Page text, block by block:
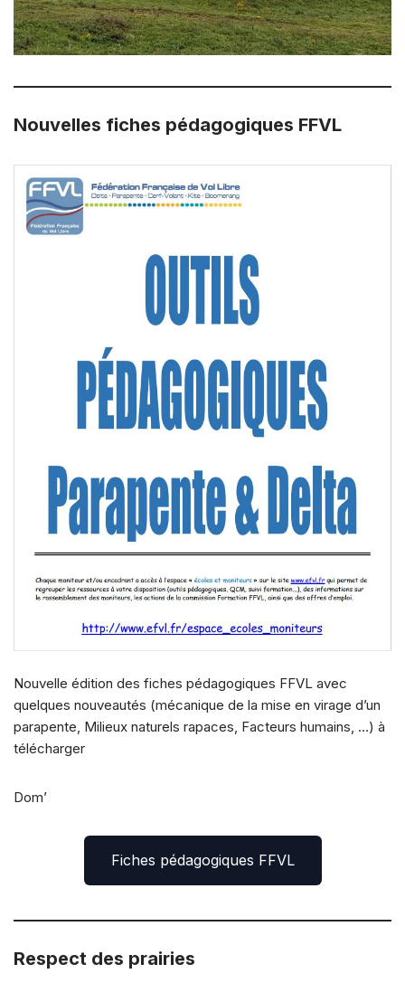
Nouvelles fiches pédagogiques FFVL
Nouvelle édition des fiches pédagogiques FFVL avec
quelques nouveautés (mécanique de la mise en virage d’un
parapente, Milieux naturels rapaces, Facteurs humains, …) à
télécharger
Dom’
Fiches pédagogiques FFVL
Respect des prairies